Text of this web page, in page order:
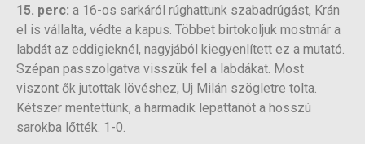
15. perc: a 16-os sarkáról rúghattunk szabadrúgást, Krán
el is vállalta, védte a kapus. Többet birtokoljuk mostmár a
labdát az eddigieknél, nagyjából kiegyenlített ez a mutató.
Szépan passzolgatva visszük fel a labdákat. Most
viszont ők jutottak lövéshez, Uj Milán szögletre tolta.
Kétszer mentettünk, a harmadik lepattanót a hosszú
sarokba lőtték. 1-0.